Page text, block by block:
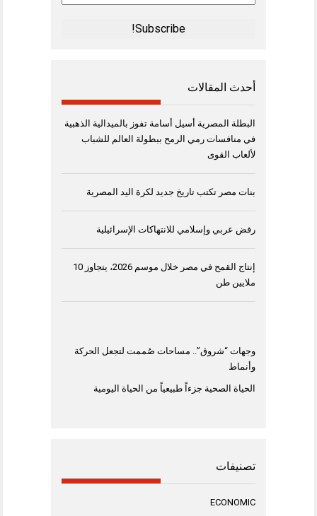
Address
أحدث المقالات
البطلة المصرية أسيل أسامة تفوز بالميدالية الذهبية
في منافسات رمي الرمح ببطولة العالم للشباب
لألعاب القوى
بنات مصر تكتب تاريخ جديد لكرة اليد المصرية
رفض عربي وإسلامي للانتهاكات الإسرائيلية
إنتاج القمح في مصر خلال موسم 2026، يتجاوز 10
ملايين طن
وجهات “شروق”.. مساحات صُممت لتجعل الحركة
وأنماط
الحياة الصحية جزءاً طبيعياً من الحياة اليومية
تصنيفات
ECONOMIC